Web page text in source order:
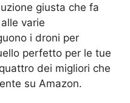
giusta che fa
varie
i droni per
perfetto per le tue
dei migliori che
su Amazon.